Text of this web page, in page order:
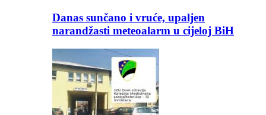
Danas sunčano i vruće, upaljen
narandžasti meteoalarm u cijeloj BiH